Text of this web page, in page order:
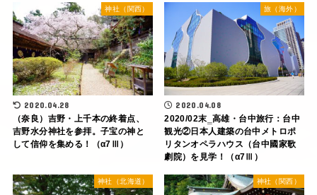
神社（関西）
2020.04.28
（奈良）吉野・上千本の終着点、
吉野水分神社を参拝。子宝の神と
して信仰を集める！（α7Ⅲ）
旅（海外）
2020.04.08
2020/02末‗高雄・台中旅行：台中
観光②日本人建築の台中メトロポ
リタンオペラハウス（台中國家歌
劇院）を見学！（α7Ⅲ）
神社（北海道） 神社（関西）